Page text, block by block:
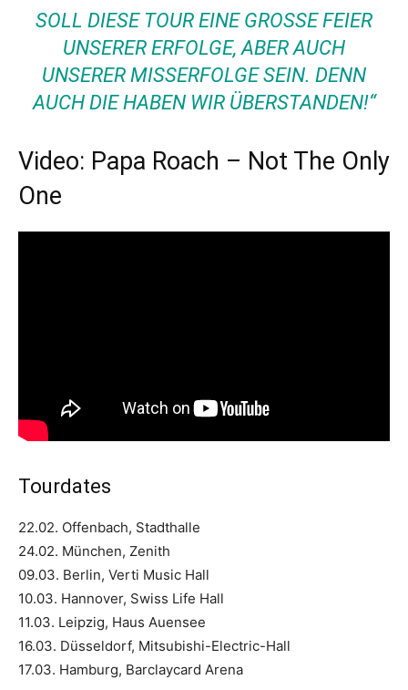
SOLL DIESE TOUR EINE GROSSE FEIER U
NSERER ERFOLGE, ABER AUCH U
NSERER MISSERFOLGE SEIN. DENN A
UCH DIE HABEN WIR ÜBERSTANDEN!“
Video: Papa Roach – Not The Only
One
Tourdates
22.02. Offenbach, Stadthalle
24.02. München, Zenith
09.03. Berlin, Verti Music Hall
10.03. Hannover, Swiss Life Hall
11.03. Leipzig, Haus Auensee
16.03. Düsseldorf, Mitsubishi-Electric-Hall
17.03. Hamburg, Barclaycard Arena